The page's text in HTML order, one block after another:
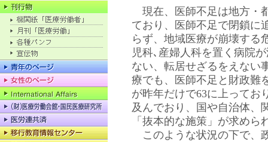
現在、医師不足は地方・
ており、医師不足で閉鎖に
らず、地域医療が崩壊する
児科､産婦人科を置く病院
ない、転居せざるをえない
療でも、医師不足と財政難
が昨年だけで63に上ってお
及んでおり、国や自治体、
「抜本的な施策」が求めら
このような状況の下で、